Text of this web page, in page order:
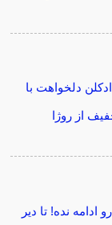
دلخواهت با
ادامه نده! تا دیر